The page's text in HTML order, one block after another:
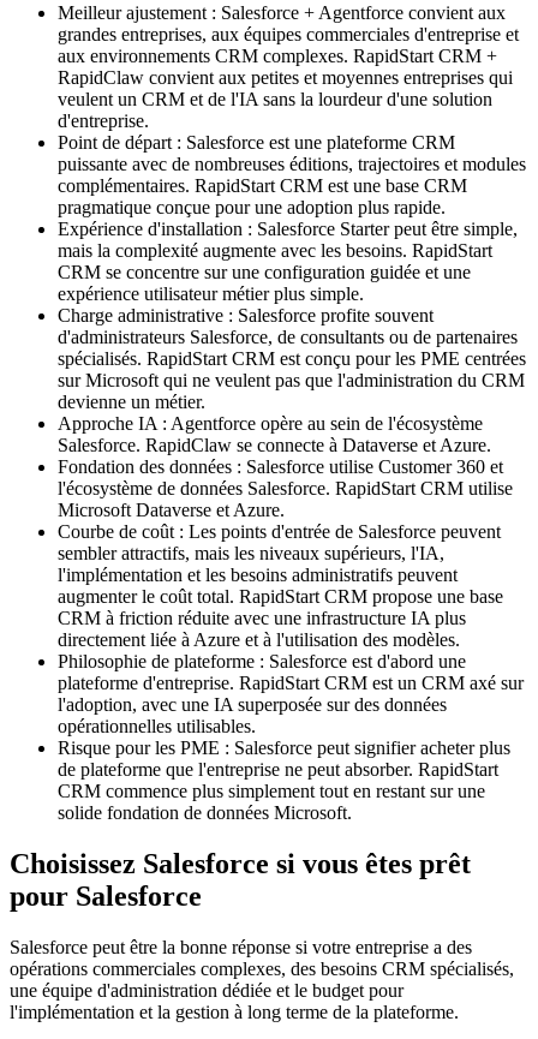
Meilleur ajustement : Salesforce + Agentforce convient aux
grandes entreprises, aux équipes commerciales d'entreprise et
aux environnements CRM complexes. RapidStart CRM +
RapidClaw convient aux petites et moyennes entreprises qui
veulent un CRM et de l'IA sans la lourdeur d'une solution
d'entreprise.
Point de départ : Salesforce est une plateforme CRM
puissante avec de nombreuses éditions, trajectoires et modules
complémentaires. RapidStart CRM est une base CRM
pragmatique conçue pour une adoption plus rapide.
Expérience d'installation : Salesforce Starter peut être simple,
mais la complexité augmente avec les besoins. RapidStart
CRM se concentre sur une configuration guidée et une
expérience utilisateur métier plus simple.
Charge administrative : Salesforce profite souvent
d'administrateurs Salesforce, de consultants ou de partenaires
spécialisés. RapidStart CRM est conçu pour les PME centrées
sur Microsoft qui ne veulent pas que l'administration du CRM
devienne un métier.
Approche IA : Agentforce opère au sein de l'écosystème
Salesforce. RapidClaw se connecte à Dataverse et Azure.
Fondation des données : Salesforce utilise Customer 360 et
l'écosystème de données Salesforce. RapidStart CRM utilise
Microsoft Dataverse et Azure.
Courbe de coût : Les points d'entrée de Salesforce peuvent
sembler attractifs, mais les niveaux supérieurs, l'IA,
l'implémentation et les besoins administratifs peuvent
augmenter le coût total. RapidStart CRM propose une base
CRM à friction réduite avec une infrastructure IA plus
directement liée à Azure et à l'utilisation des modèles.
Philosophie de plateforme : Salesforce est d'abord une
plateforme d'entreprise. RapidStart CRM est un CRM axé sur
l'adoption, avec une IA superposée sur des données
opérationnelles utilisables.
Risque pour les PME : Salesforce peut signifier acheter plus
de plateforme que l'entreprise ne peut absorber. RapidStart
CRM commence plus simplement tout en restant sur une
solide fondation de données Microsoft.
Choisissez Salesforce si vous êtes prêt
pour Salesforce
Salesforce peut être la bonne réponse si votre entreprise a des
opérations commerciales complexes, des besoins CRM spécialisés,
une équipe d'administration dédiée et le budget pour
l'implémentation et la gestion à long terme de la plateforme.